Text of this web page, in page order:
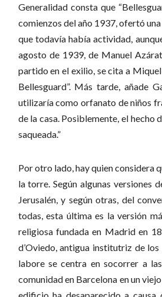
Generalidad consta que
comienzos del año 1937, ofertó
que todavía había actividad,
agosto de 1939, de Manuel
partido en el exilio, se cita a
Bellesguard”. Más tarde, añade
utilizaría como orfanato de niños
de la casa. Posiblemente, el
saqueada.”
Por otro lado, hay quien considera
la torre. Según algunas versiones
Jerusalén, y según otras, del
todas, esta última es la versión
religiosa fundada en Madrid en
d’Oviedo, antigua institutriz de
labore se centra en socorrer a
comunidad en Barcelona en un
edificio ha desaparecido a